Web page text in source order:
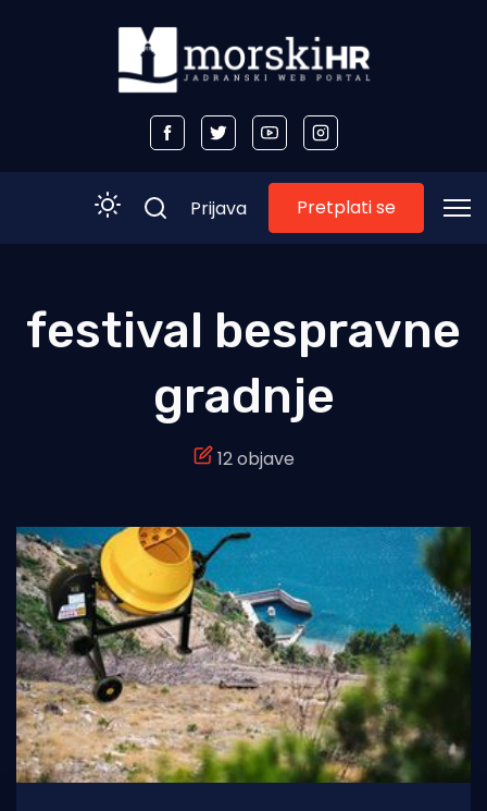
Morski plus
Turizam i nautika
Pomorstvo
Ribolov
Ekologija
Tradicija i kultura
Prijava Pretplati se
festival bespravne
gradnje
12 objave